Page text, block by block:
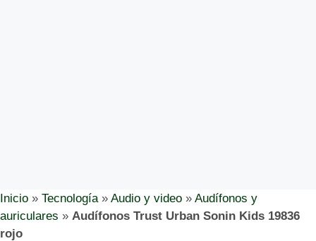
Inicio » Tecnología» Audio y video » Audífonos y
auriculares » Audífonos Trust Urban Sonin Kids 19836
rojo